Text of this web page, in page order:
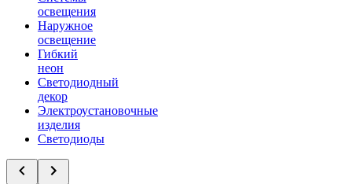
освещения
Наружное
освещение
Гибкий
неон
Светодиодный
декор
Электроустановочные
изделия
Светодиоды